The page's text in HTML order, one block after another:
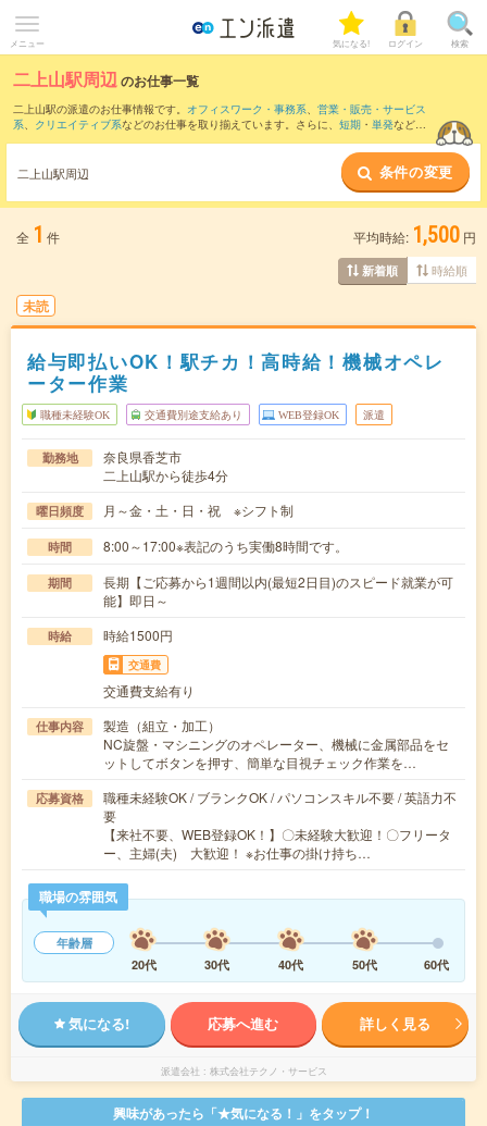
メニュー 気になる! ログイン 検索
二上山駅周辺のお仕事一覧
二上山駅の派遣のお仕事情報です。 オフィスワーク・事務系、 営業・販売・サービス
系、 クリエイティブ系などのお仕事を取り揃えています。さらに、 短期 ・ 単発などの
また、久宝寺駅
など近隣駅のお仕事も
ご確認いただけます。
二上山駅周辺 条件の変更
全 1 件 平均時給: 1,500 円
新着順 時給順
未読
給与即払いOK！駅チカ！高時給！機械オペレ
ーター作業
職種未経験OK 交通費別途支給あり WEB登録OK 派遣
勤務地
奈良県香芝市
二上山駅から徒歩4分
曜日頻度 月～金・土・日・祝 ※シフト制
時間 8:00～17:00※表記のうち実働8時間です。
期間
長期【ご応募から1週間以内(最短2日目)のスピード就業が可
能】即日～
時給 時給1500円
交通費
交通費支給有り
仕事内容
製造（組立・加工）
NC旋盤・マシニングのオペレーター、機械に金属部品をセ
ットしてボタンを押す、簡単な目視チェック作業を…
応募資格
職種未経験OK / ブランクOK / パソコンスキル不要 / 英語力不
要
【来社不要、WEB登録OK！】〇未経験大歓迎！〇フリータ
ー、主婦(夫) 大歓迎！ ※お仕事の掛け持ち…
職場の雰囲気
年齢層
20代
30代 40代 50代 60代
気になる! 応募へ進む 詳しく見る
派遣会社 株式会社テクノ・サービス
興味があったら「★気になる！」をタップ！